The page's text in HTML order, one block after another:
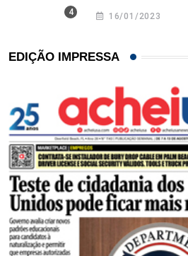
16/01/2023
EDIÇÃO IMPRESSA